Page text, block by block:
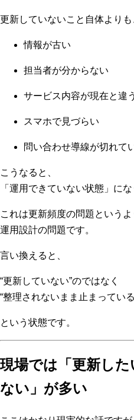
更新していないこと自体よりも
情報が古い
担当者が分からない
サービス内容が現在と違う
スマホで見づらい
問い合わせ導線が切れて
こうなると、
「運用できていない状態」にな
これは更新頻度の問題というよ
運用設計の問題です。
言い換えると、
“更新していない”のではなく
“整理されないまま止まってい
という状態です。
現場では「更新し
ない」が多い